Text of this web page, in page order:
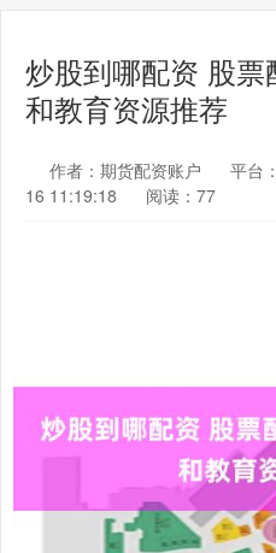
炒股到哪配资 股
和教育资源推荐
作者：期货配资账户 平台
16 11:19:18
阅读：77